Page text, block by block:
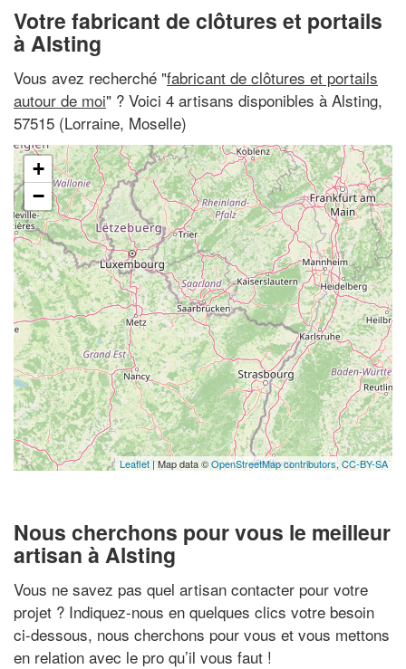
Votre fabricant de clôtures et portails
à Alsting
Vous avez recherché "fabricant de clôtures et portails
autour de moi" ? Voici 4 artisans disponibles à Alsting,
57515 (Lorraine, Moselle)
+
−
Leaflet | Map data ©OpenStreetMap contributors,CC-BY-SA
Nous cherchons pour vous le meilleur
artisan à Alsting
Vous ne savez pas quel artisan contacter pour votre
projet ? Indiquez-nous en quelques clics votre besoin
ci-dessous, nous cherchons pour vous et vous mettons
en relation avec le pro qu’il vous faut !